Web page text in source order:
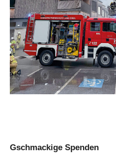
Gschmackige Spenden